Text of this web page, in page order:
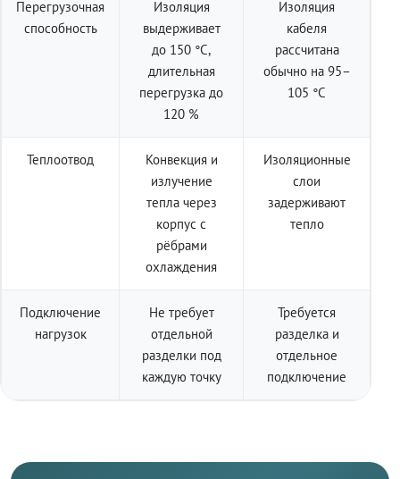
Перегрузочная
способность
Изоляция
выдерживает
до 150 °C,
длительная
перегрузка до
120 %
Изоляция
кабеля
рассчитана
обычно на 95–
105 °C
Теплоотвод
Конвекция и
излучение
тепла через
корпус с
рёбрами
охлаждения
Изоляционные
слои
задерживают
тепло
Подключение
нагрузок
Не требует
отдельной
разделки под
каждую точку
Требуется
разделка и
отдельное
подключение